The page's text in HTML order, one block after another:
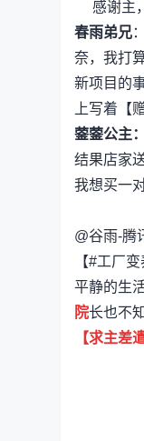
感谢主
春雨弟兄
奈，我打
新项目的
上写着【
蓥蓥公主：
结果店家
我想买一
@谷雨-腾
【#工厂
平静的生
院长也不
【求主差